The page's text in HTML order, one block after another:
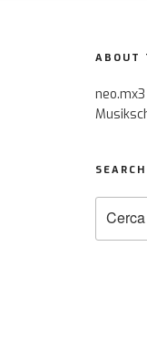
ABOUT
SEARCH